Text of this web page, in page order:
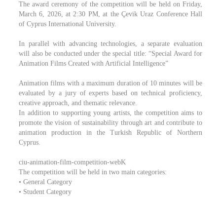
The award ceremony of the competition will be held on Friday,
March 6, 2026, at 2:30 PM, at the Çevik Uraz Conference Hall
of Cyprus International University.
In parallel with advancing technologies, a separate evaluation
will also be conducted under the special title: “Special Award for
Animation Films Created with Artificial Intelligence”
Animation films with a maximum duration of 10 minutes will be
evaluated by a jury of experts based on technical proficiency,
creative approach, and thematic relevance.
In addition to supporting young artists, the competition aims to
promote the vision of sustainability through art and contribute to
animation production in the Turkish Republic of Northern
Cyprus.
ciu-animation-film-competition-webK
The competition will be held in two main categories:
• General Category
• Student Category